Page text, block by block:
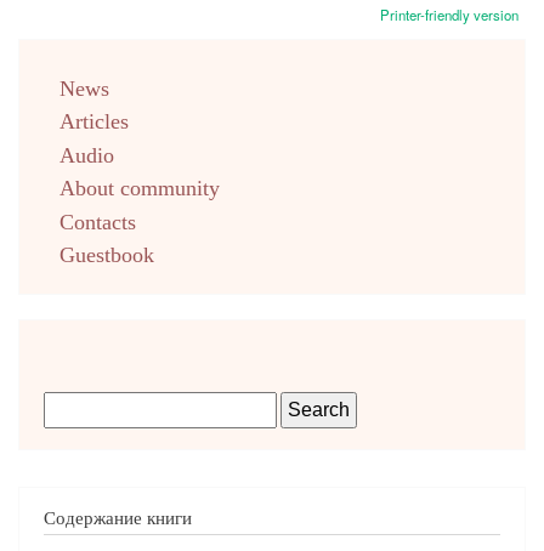
Printer-friendly version
english
News
Articles
Audio
About community
Contacts
Guestbook
Содержание книги